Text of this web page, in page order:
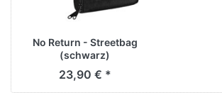
No Return - Streetbag
(schwarz)
23,90 € *